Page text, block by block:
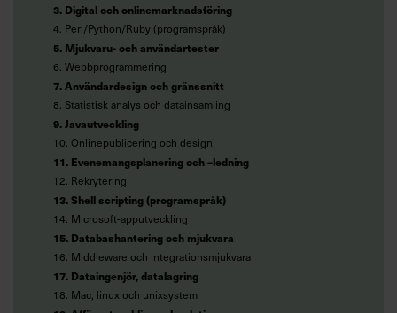
3. Digital och onlinemarknadsföring
4. Perl/Python/Ruby (programspråk)
5. Mjukvaru- och användartester
6. Webbprogrammering
7. Användardesign och gränssnitt
8. Statistisk analys och datainsamling
9. Javautveckling
10. Onlinepublicering och design
11. Evenemangsplanering och –ledning
12. Rekrytering
13. Shell scripting (programspråk)
14. Microsoft-apputveckling
15. Databashantering och mjukvara
16. Middleware och integrationsmjukvara
17. Dataingenjör, datalagring
18. Mac, linux och unixsystem